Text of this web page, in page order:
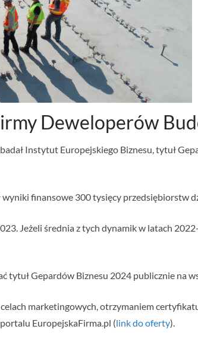
Deweloperów
Instytut Europejskiego Biznesu, tytuł
finansowe 300 tysięcy przedsiębiorstw
Jeżeli średnia z tych dynamik w latach
Gepardów Biznesu 2024 publicznie na
marketingowych, otrzymaniem
EuropejskaFirma.pl (link do oferty).